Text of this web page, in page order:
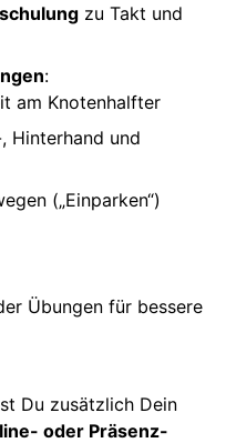
zu Takt und
:
am Knotenhalfter
Hinterhand und
(„Einparken“)
Übungen für bessere
Du zusätzlich Dein
oder Präsenz-